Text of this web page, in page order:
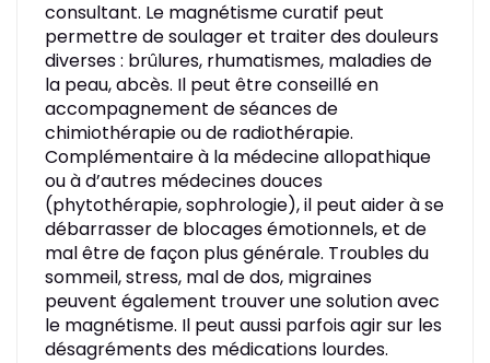
consultant. Le magnétisme curatif peut
permettre de soulager et traiter des douleurs
diverses : brûlures, rhumatismes, maladies de
la peau, abcès. Il peut être conseillé en
accompagnement de séances de
chimiothérapie ou de radiothérapie.
Complémentaire à la médecine allopathique
ou à d’autres médecines douces
(phytothérapie, sophrologie), il peut aider à se
débarrasser de blocages émotionnels, et de
mal être de façon plus générale. Troubles du
sommeil, stress, mal de dos, migraines
peuvent également trouver une solution avec
le magnétisme. Il peut aussi parfois agir sur les
désagréments des médications lourdes.